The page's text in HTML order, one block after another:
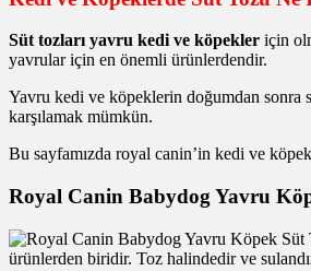
Süt tozları yavru kedi ve köpekler için
yavrular için en önemli ürünlerdendir.
Yavru kedi ve köpeklerin doğumdan sonra
karşılamak mümkün.
Bu sayfamızda royal canin’in kedi ve
Royal Canin Babydog Yavru
ürünlerden biridir. Toz halindedir ve